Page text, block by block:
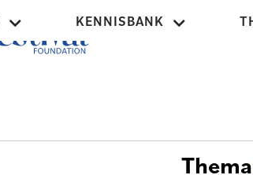
KENNISBANK
Thema